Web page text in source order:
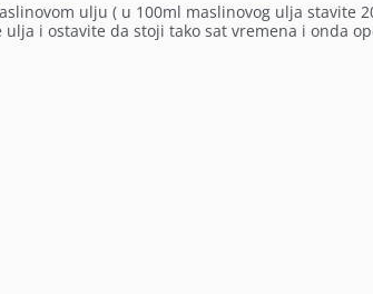
ulju ( u 100ml maslinovog ulja stavite
i ostavite da stoji tako sat vremena i onda